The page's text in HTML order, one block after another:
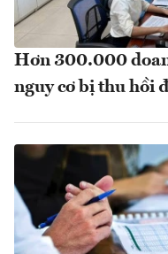
Hơn 300.000
nguy cơ bị thu hồi